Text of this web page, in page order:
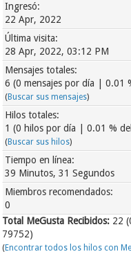
Ingresó:
22 Apr, 2022
Última visita:
28 Apr, 2022, 03:12 PM
Mensajes totales:
6 (0 mensajes por día | 0.01
(Buscar sus mensajes)
Hilos totales:
1 (0 hilos por día | 0.01 %
(Buscar sus hilos)
Tiempo en línea:
39 Minutos, 31 Segundos
Miembros recomendados:
0
Total MeGusta Recibidos: 22
79752)
(Encontrar todos los hilos con